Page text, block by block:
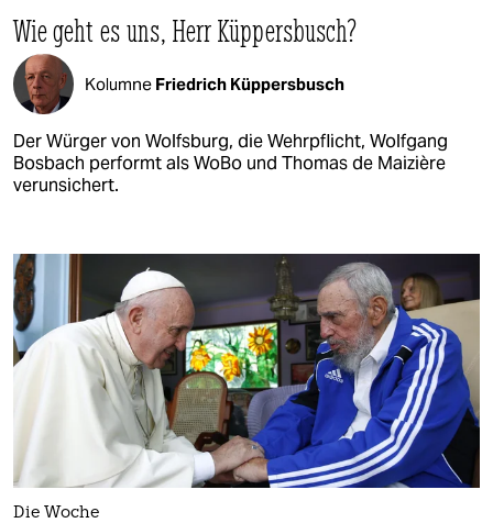
Wie geht es uns, Herr Küppersbusch?
Kolumne Friedrich Küppersbusch
Der Würger von Wolfsburg, die Wehrpflicht, Wolfgang
Bosbach performt als WoBo und Thomas de Maizière
verunsichert.
Die Woche